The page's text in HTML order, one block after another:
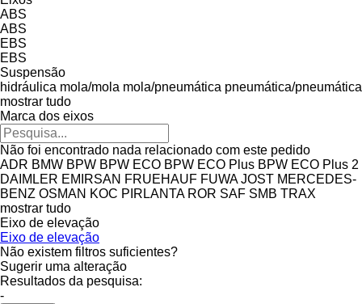
ABS
ABS
EBS
EBS
Suspensão
hidráulica mola/mola mola/pneumática pneumática/pneumática
mostrar tudo
Marca dos eixos
Não foi encontrado nada relacionado com este pedido
ADR BMW BPW BPW ECO BPW ECO Plus BPW ECO Plus 2
DAIMLER EMIRSAN FRUEHAUF FUWA JOST MERCEDES-
BENZ OSMAN KOC PIRLANTA ROR SAF SMB TRAX
mostrar tudo
Eixo de elevação
Eixo de elevação
Não existem filtros suficientes?
Sugerir uma alteração
Resultados da pesquisa:
-